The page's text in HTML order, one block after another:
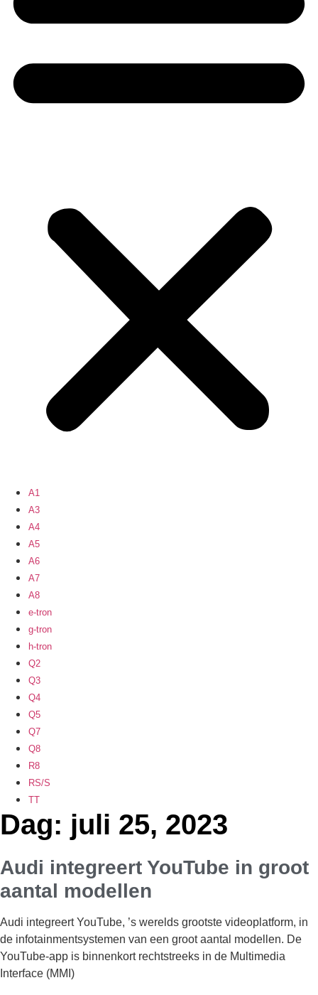
A1
A3
A4
A5
A6
A7
A8
e-tron
g-tron
h-tron
Q2
Q3
Q4
Q5
Q7
Q8
R8
RS/S
TT
Dag: juli 25, 2023
Audi integreert YouTube in groot
aantal modellen
Audi integreert YouTube, ’s werelds grootste videoplatform, in
de infotainmentsystemen van een groot aantal modellen. De
YouTube-app is binnenkort rechtstreeks in de Multimedia
Interface (MMI)